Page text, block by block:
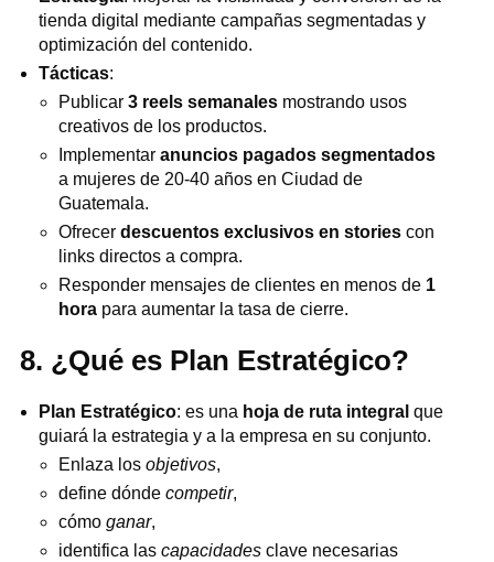
tienda digital mediante campañas segmentadas y
optimización del contenido.
Tácticas:
Publicar 3 reels semanalesmostrando usos
creativos de los productos.
Implementar anuncios pagados segmentados
a mujeres de 20-40 años en Ciudad de
Guatemala.
Ofrecer descuentos exclusivos en storiescon
links directos a compra.
Responder mensajes de clientes en menos de 1
horapara aumentar la tasa de cierre.
8. ¿Qué es Plan Estratégico?
Plan Estratégico: es una hoja de ruta integral que
guiará la estrategia y a la empresa en su conjunto.
Enlaza los objetivos,
define dónde competir,
cómo ganar,
identifica las capacidadesclave necesarias